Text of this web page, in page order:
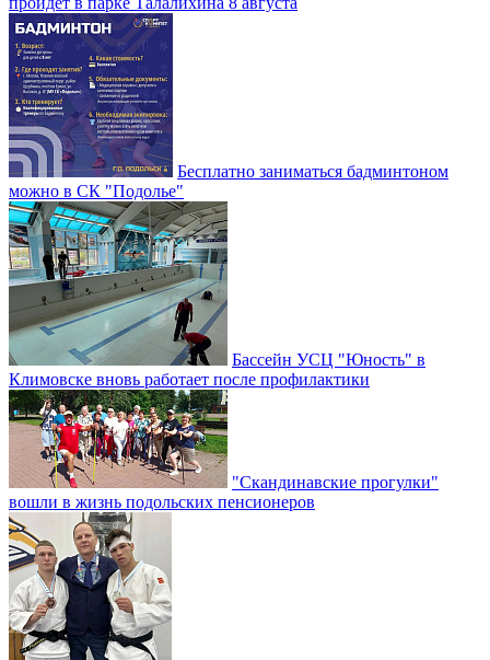
Бесплатно заниматься бадминтоном
можно в СК "Подолье"
Бассейн УСЦ "Юность" в
Климовске вновь работает после профилактики
"Скандинавские прогулки"
вошли в жизнь подольских пенсионеров